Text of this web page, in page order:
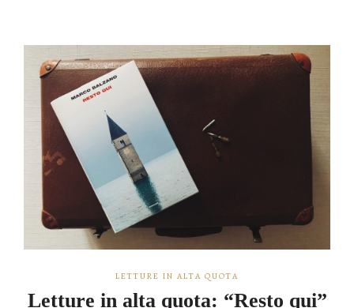
LETTURE IN ALTA QUOTA
Letture in alta quota: “Resto qui”